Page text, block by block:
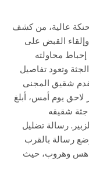
عالية، من كشف
القبض على
محاولته
وتعود تفاصيل
شقيق المجنى
لاحق يوم أمس، أبلغ
جثة شقيقه
رسالة تضليل
رسالة بالقرب
دهس وهروب، حيث